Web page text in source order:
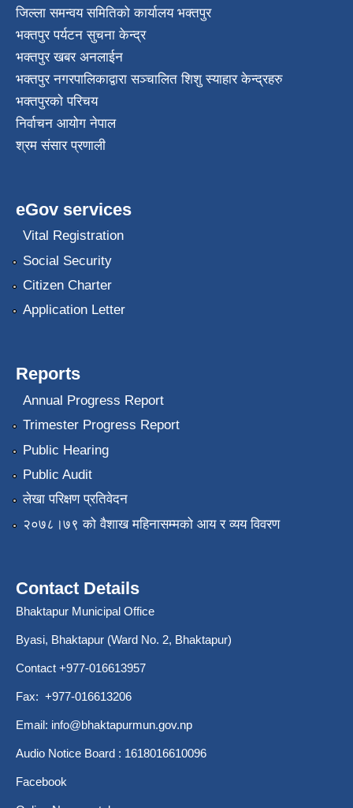
जिल्ला समन्वय समितिको कार्यालय भक्तपुर
भक्तपुर पर्यटन सुचना केन्द्र
भक्तपुर खबर अनलाईन
भक्तपुर नगरपालिकाद्वारा सञ्चालित शिशु स्याहार केन्द्रहरु
भक्तपुरकाे परिचय
निर्वाचन आयोग नेपाल
श्रम संसार प्रणाली
eGov services
Vital Registration
Social Security
Citizen Charter
Application Letter
Reports
Annual Progress Report
Trimester Progress Report
Public Hearing
Public Audit
लेखा परिक्षण प्रतिवेदन
२०७८।७९ को वैशाख महिनासम्मको आय र व्यय विवरण
Contact Details
Bhaktapur Municipal Office
Byasi, Bhaktapur (Ward No. 2, Bhaktapur)
Contact +977-016613957
Fax: +977-016613206
Email: info@bhaktapurmun.gov.np
Audio Notice Board : 1618016610096
Facebook